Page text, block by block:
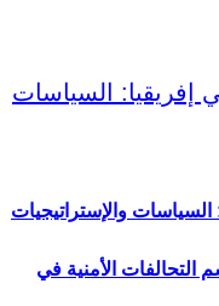
التحالفات الأمنية في
السياسات والإستراتيجيات